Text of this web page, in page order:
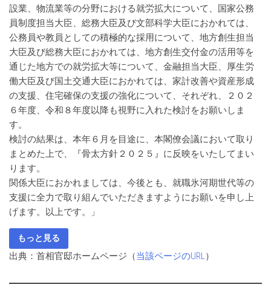
設業、物流業等の分野における就労拡大について、国家公務
員制度担当大臣、総務大臣及び文部科学大臣におかれては、
公務員や教員としての積極的な採用について、地方創生担当
大臣及び総務大臣におかれては、地方創生交付金の活用等を
通じた地方での就労拡大等について、金融担当大臣、厚生労
働大臣及び国土交通大臣におかれては、家計改善や資産形成
の支援、住宅確保の支援の強化について、それぞれ、２０２
６年度、令和８年度以降も視野に入れた検討をお願いしま
す。
検討の結果は、本年６月を目途に、本閣僚会議において取り
まとめた上で、『骨太方針２０２５』に反映をいたしてまい
ります。
関係大臣におかれましては、今後とも、就職氷河期世代等の
支援に全力で取り組んでいただきますようにお願いを申し上
げます。以上です。」
もっと見る
出典：首相官邸ホームページ（当該ページのURL）